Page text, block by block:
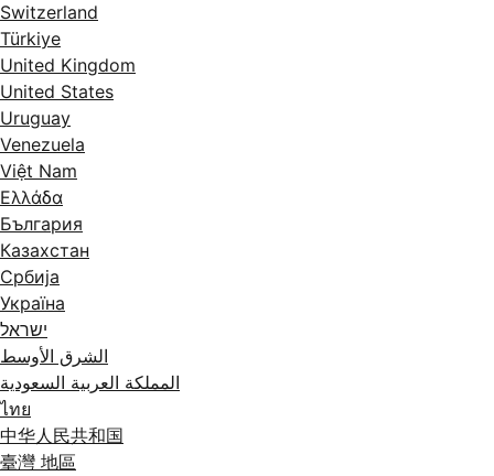
Switzerland
Türkiye
United Kingdom
United States
Uruguay
Venezuela
Việt Nam
Ελλάδα
България
Казахстан
Србија
Україна
ישראל
الشرق الأوسط
المملكة العربية السعودية
ไทย
中华人民共和国
臺灣 地區